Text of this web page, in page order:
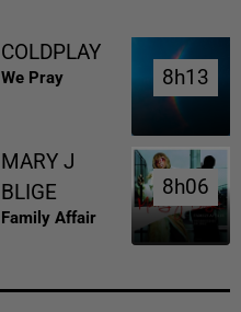
COLDPLAY
We Pray 8h13
8h13
MARY J
BLIGE
Family Affair
8h06
8h06